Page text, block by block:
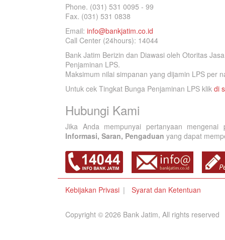
Phone. (031) 531 0095 - 99
Fax. (031) 531 0838
Email: info@bankjatim.co.id
Call Center (24hours): 14044
Bank Jatim Berizin dan Diawasi oleh Otoritas
Penjaminan LPS.
Maksimum nilai simpanan yang dijamin LPS per
Untuk cek Tingkat Bunga Penjaminan LPS klik di
Hubungi Kami
Jika Anda mempunyai pertanyaan
Informasi, Saran, Pengaduan yang dapat
Kebijakan Privasi Syarat dan Ketentuan
Copyright © 2026 Bank Jatim, All rights reserved